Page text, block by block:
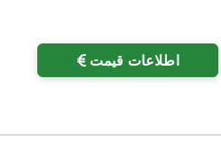
اطلاعات قیمت